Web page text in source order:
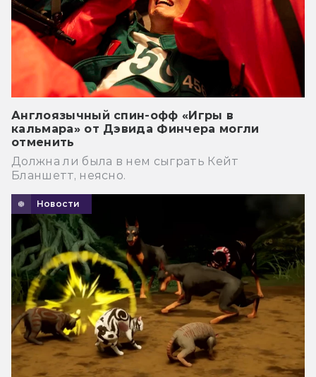
Англоязычный спин-офф «Игры в
кальмара» от Дэвида Финчера могли
отменить
Должна ли была в нем сыграть Кейт
Бланшетт, неясно.
Новости